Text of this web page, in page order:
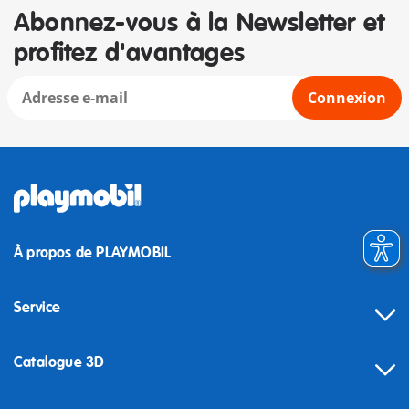
Abonnez-vous à la Newsletter et
profitez d'avantages
Connexion
À propos de PLAYMOBIL
Service
Catalogue 3D